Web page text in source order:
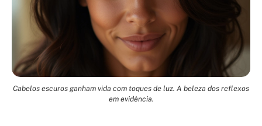
Cabelos escuros ganham vida com toques de luz. A beleza dos reflexos
em evidência.